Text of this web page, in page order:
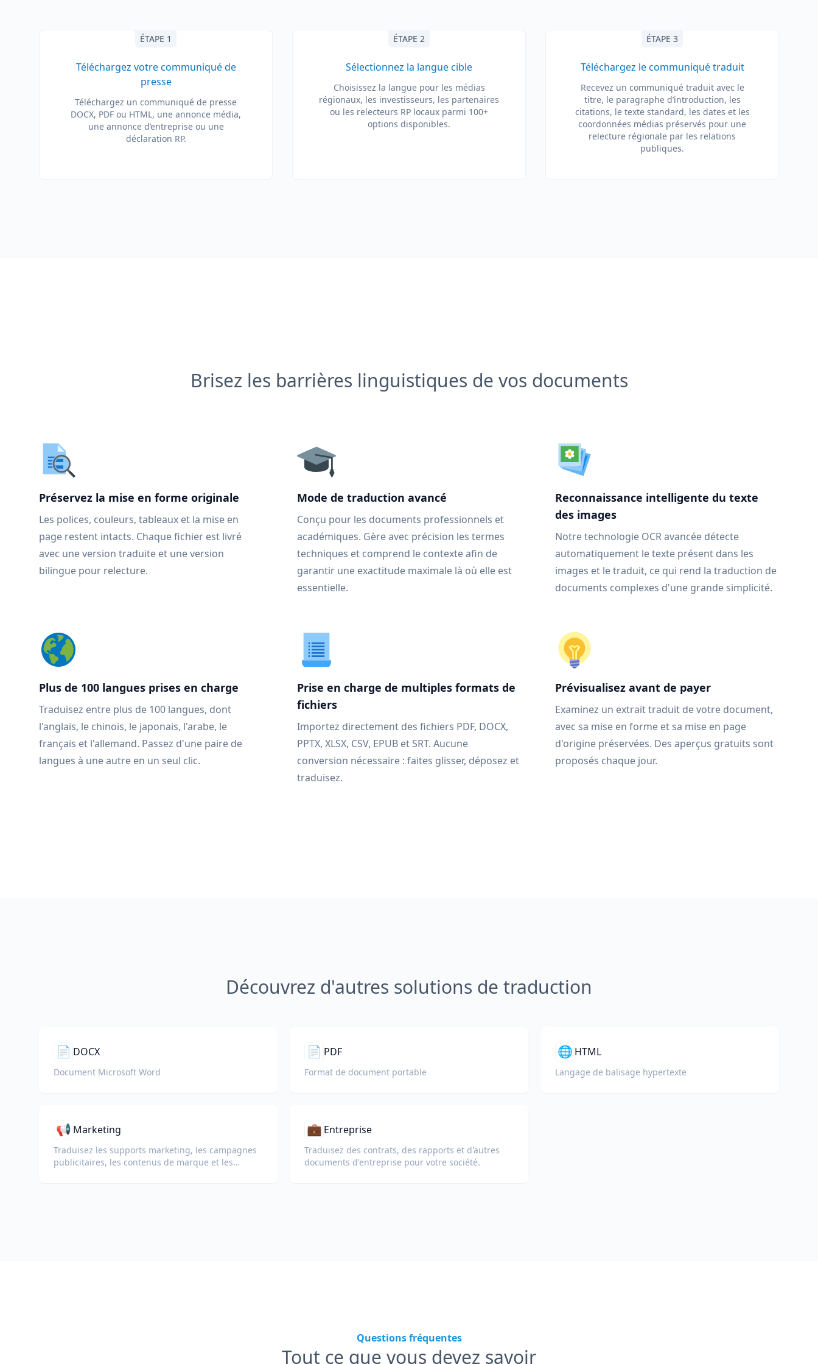
ÉTAPE 1
Téléchargez votre communiqué de
presse
Téléchargez un communiqué de presse
DOCX, PDF ou HTML, une annonce média,
une annonce d’entreprise ou une
déclaration RP.
ÉTAPE 2
Sélectionnez la langue cible
Choisissez la langue pour les médias
régionaux, les investisseurs, les partenaires
ou les relecteurs RP locaux parmi 100+
options disponibles.
ÉTAPE 3
Téléchargez le communiqué traduit
Recevez un communiqué traduit avec le
titre, le paragraphe d’introduction, les
citations, le texte standard, les dates et les
coordonnées médias préservés pour une
relecture régionale par les relations
publiques.
Brisez les barrières linguistiques de vos documents
Préservez la mise en forme originale
Les polices, couleurs, tableaux et la mise en
page restent intacts. Chaque fichier est livré
avec une version traduite et une version
bilingue pour relecture.
Mode de traduction avancé
Conçu pour les documents professionnels et
académiques. Gère avec précision les termes
techniques et comprend le contexte afin de
garantir une exactitude maximale là où elle est
essentielle.
Reconnaissance intelligente du texte
des images
Notre technologie OCR avancée détecte
automatiquement le texte présent dans les
images et le traduit, ce qui rend la traduction de
documents complexes d'une grande simplicité.
Plus de 100 langues prises en charge
Traduisez entre plus de 100 langues, dont
l'anglais, le chinois, le japonais, l'arabe, le
français et l'allemand. Passez d'une paire de
langues à une autre en un seul clic.
Prise en charge de multiples formats de
fichiers
Importez directement des fichiers PDF, DOCX,
PPTX, XLSX, CSV, EPUB et SRT. Aucune
conversion nécessaire : faites glisser, déposez et
traduisez.
Prévisualisez avant de payer
Examinez un extrait traduit de votre document,
avec sa mise en forme et sa mise en page
d'origine préservées. Des aperçus gratuits sont
proposés chaque jour.
Découvrez d'autres solutions de traduction
📄 DOCX
Document Microsoft Word
📄 PDF
Format de document portable
🌐 HTML
Langage de balisage hypertexte
📢 Marketing
Traduisez les supports marketing, les campagnes
publicitaires, les contenus de marque et les
💼 Entreprise
Traduisez des contrats, des rapports et d'autres
documents d'entreprise pour votre société.
Questions fréquentes
Tout ce que vous devez savoir